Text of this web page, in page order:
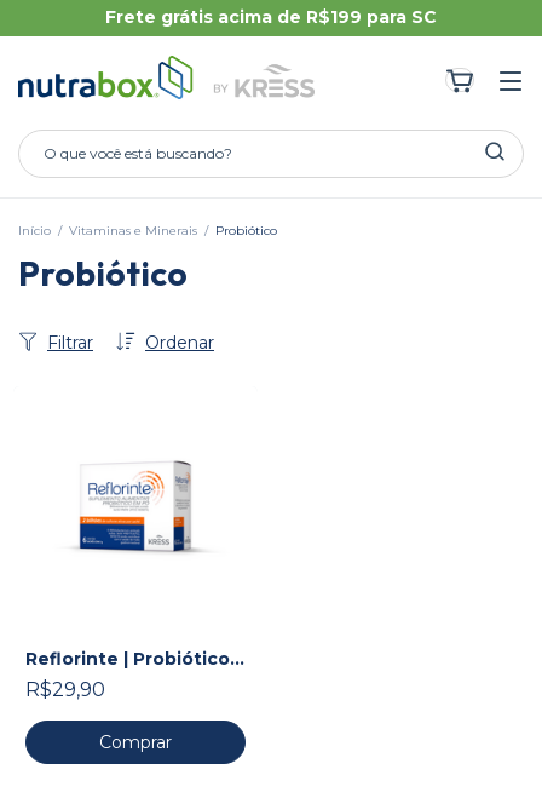
Início / Vitaminas e Minerais / Probiótico
Probiótico
Ordenar
Filtrar
Reflorinte | Probiótico
Bifidobacterium lactis
R$29,90
Comprar